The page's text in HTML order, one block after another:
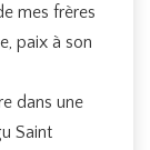
mes frères
paix à son
dans une
Saint